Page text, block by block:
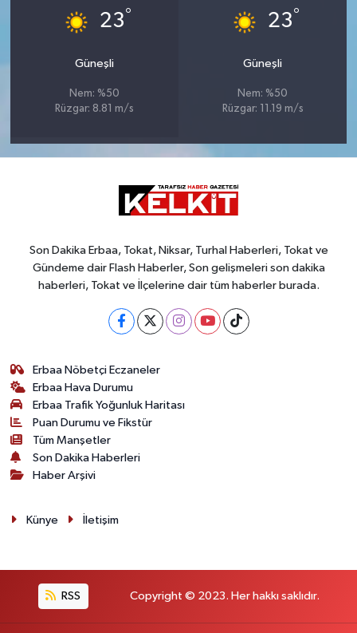
23°
Güneşli
Nem: %50
Rüzgar: 8.81 m/s
23°
Güneşli
Nem: %50
Rüzgar: 11.19 m/s
Son Dakika Erbaa, Tokat, Niksar, Turhal Haberleri, Tokat ve
Gündeme dair Flash Haberler, Son gelişmeleri son dakika
haberleri, Tokat ve İlçelerine dair tüm haberler burada.
Erbaa Nöbetçi Eczaneler
Erbaa Hava Durumu
Erbaa Trafik Yoğunluk Haritası
Puan Durumu ve Fikstür
Tüm Manşetler
Son Dakika Haberleri
Haber Arşivi
Künye İletişim
RSS Copyright © 2023. Her hakkı saklıdır.